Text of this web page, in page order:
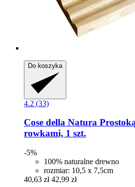
Do koszyka
4.2 (33)
Cose della Natura
rowkami, 1 szt.
-5%
100% naturalne drewno
rozmiar: 10,5 x 7,5cm
40,63 zł 42,99 zł